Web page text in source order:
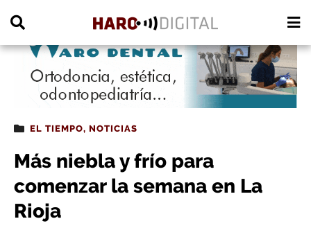
EL TIEMPO, NOTICIAS
Más niebla y frío para
comenzar la semana en La
Rioja